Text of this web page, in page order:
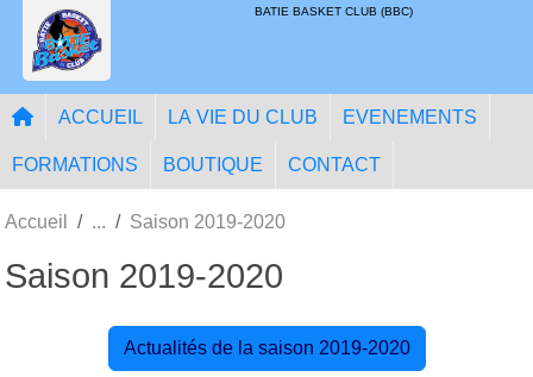
BATIE BASKET CLUB (BBC)
ACCUEIL LA VIE DU CLUB EVENEMENTS
FORMATIONS BOUTIQUE CONTACT
Accueil Saison 2019-2020
Saison 2019-2020
Actualités de la saison 2019-2020
Panneau de gestion des cookies